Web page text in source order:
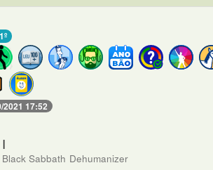
2021 17:52
I
Black Sabbath Dehumanizer